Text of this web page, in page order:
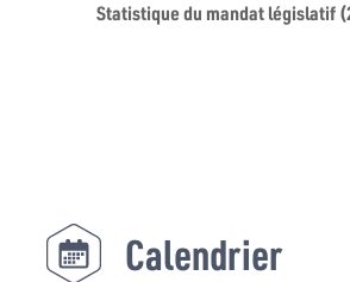
Statistique du mandat législatif
Calendrier